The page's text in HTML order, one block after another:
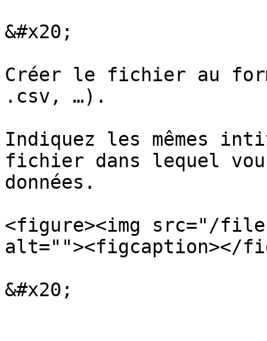
&#x20;
Créer le fichier au
.csv, …).
Indiquez les mêmes
fichier dans lequel
données.
<figure><img src="/files/
alt=""><figcaption></
&#x20;